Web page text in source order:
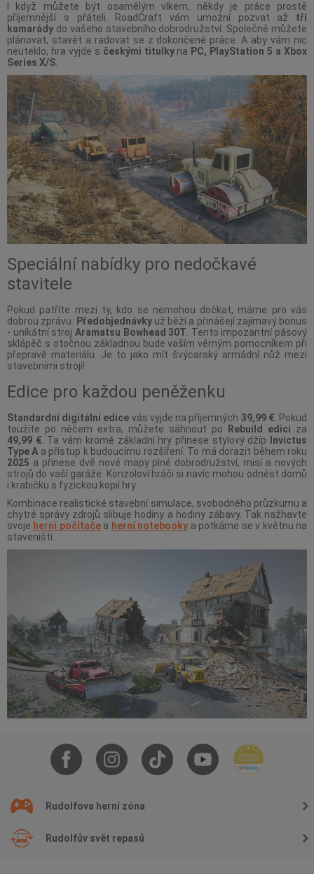
I když můžete být osamělým vlkem, někdy je práce prostě
příjemnější s přáteli. RoadCraft vám umožní pozvat až tři
kamarády do vašeho stavebního dobrodružství. Společně můžete
plánovat, stavět a radovat se z dokončené práce. A aby vám nic
neuteklo, hra vyjde s českými titulkyna PC, PlayStation 5 a Xbox
Series X/S
Speciální nabídky pro nedočkavé
stavitele
Pokud patříte mezi ty, kdo se nemohou dočkat, máme pro vás
dobrou zprávu.
Předobjednávkyuž běží a přinášejí zajímavý bonus
- unikátní stroj Aramatsu Bowhead 30T . Tento impozantní pásový
sklápěč s otočnou základnou bude vaším věrným pomocníkem při
přepravě materiálu. Je to jako mít švýcarský armádní nůž mezi
stavebními stroji!
Edice pro každou peněženku
Standardní digitální edice vás vyjde na příjemných 39,99 € . Pokud
toužíte po něčem extra, můžete sáhnout po
Rebuild edici za
49,99 € . Ta vám kromě základní hry přinese stylový džíp
Invictus
Type A a přístup k budoucímu rozšíření. To má dorazit během roku
2025 a přinese dvě nové mapy plné dobrodružství, misí a nových
strojů do vaší garáže. Konzoloví hráči si navíc mohou odnést domů
i krabičku s fyzickou kopií hry.
Kombinace realistické stavební simulace, svobodného průzkumu a
chytré správy zdrojů slibuje hodiny a hodiny zábavy. Tak nažhavte
svoje herní počítačea herní notebooky a potkáme se v květnu na
staveništi.
Rudolfova herní zóna
Rudolfův svět repasů